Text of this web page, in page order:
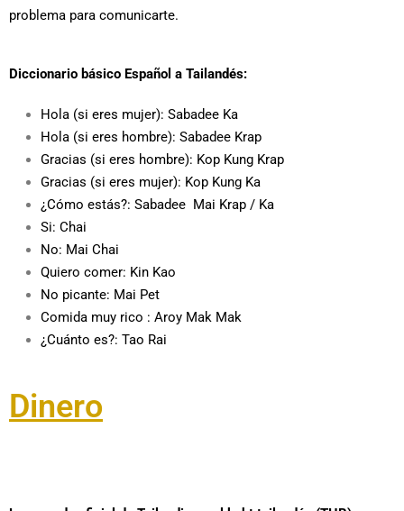
problema para comunicarte.
Diccionario básico Español a Tailandés:
Hola (si eres mujer): Sabadee Ka
Hola (si eres hombre): Sabadee Krap
Gracias (si eres hombre): Kop Kung Krap
Gracias (si eres mujer): Kop Kung Ka
¿Cómo estás?: Sabadee Mai Krap / Ka
Si: Chai
No: Mai Chai
Quiero comer: Kin Kao
No picante: Mai Pet
Comida muy rico : Aroy Mak Mak
¿Cuánto es?: Tao Rai
Dinero